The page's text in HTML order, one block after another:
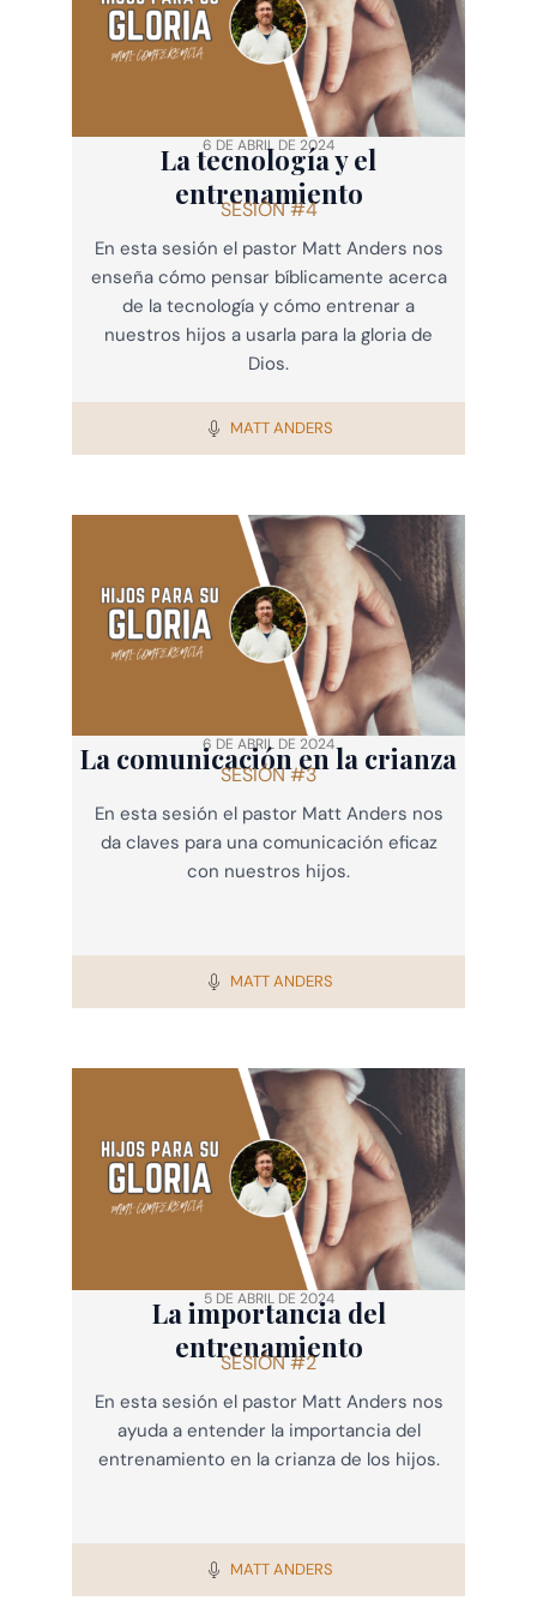
6 DE ABRIL DE 2024
La tecnología y el
entrenamiento
SESIÓN #4
En esta sesión el pastor Matt Anders nos
enseña cómo pensar bíblicamente acerca
de la tecnología y cómo entrenar a
nuestros hijos a usarla para la gloria de
Dios.
MATT ANDERS
6 DE ABRIL DE 2024
La comunicación en la crianza
SESIÓN #3
En esta sesión el pastor Matt Anders nos
da claves para una comunicación eficaz
con nuestros hijos.
MATT ANDERS
5 DE ABRIL DE 2024
La importancia del
entrenamiento
SESIÓN #2
En esta sesión el pastor Matt Anders nos
ayuda a entender la importancia del
entrenamiento en la crianza de los hijos.
MATT ANDERS